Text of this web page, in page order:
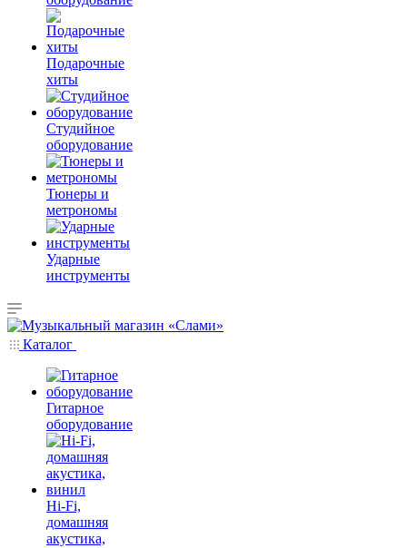
Подарочные
хиты
Студийное
оборудование
Тюнеры и
метрономы
Ударные
инструменты
Каталог
Гитарное
оборудование
Hi-Fi,
домашняя
акустика,